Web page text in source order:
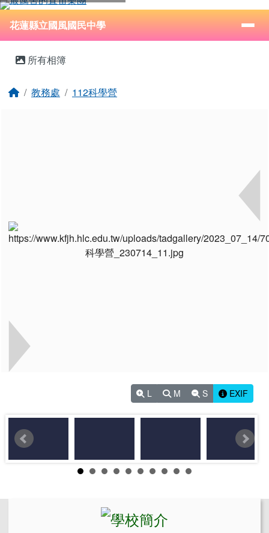
跳至主內容區
花蓮縣立國風國民中學
⏸
導覽列
花蓮縣立國風國民中學
所有相簿
回首頁
教務處 112科學營
L M S EXIF